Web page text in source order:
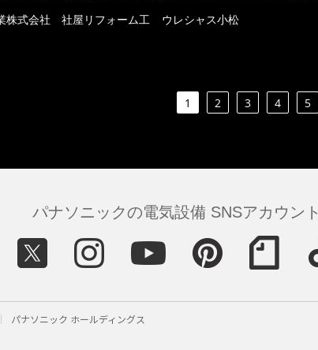
株式会社 社屋リフォーム工 ウレシャス小松
1 2 3 4 5
パナソニックの電気設備 SNSアカウント
パナソニック ホールディングス